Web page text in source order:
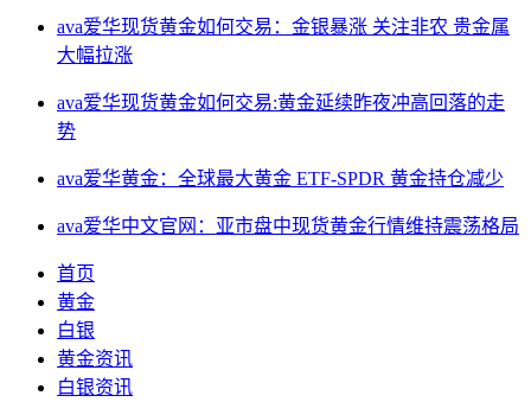
ava爱华现货黄金如何交易：金银暴涨 关注非农 贵金属
大幅拉涨
ava爱华现货黄金如何交易:黄金延续昨夜冲高回落的走
势
ava爱华黄金：全球最大黄金 ETF-SPDR 黄金持仓减少
ava爱华中文官网：亚市盘中现货黄金行情维持震荡格局
首页
黄金
白银
黄金资讯
白银资讯